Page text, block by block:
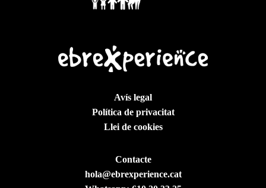
Avís legal
Política de privacitat
Llei de cookies
Contacte
hola@ebrexperience.cat